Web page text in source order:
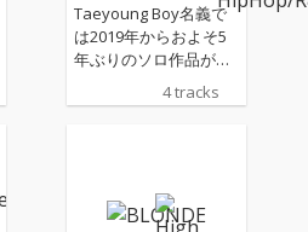
Taeyoung Boy名義で
は2019年からおよそ5
年ぶりのソロ作品がリ
リースされる。本人は
去年夏の「Urban Natu
サーにLYNN、FUKU、C
ozinが参加したR&B Tr
4 tracks